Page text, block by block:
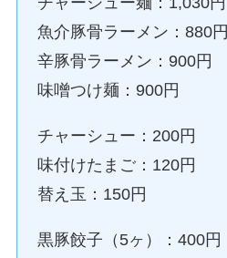
魚介豚骨ラーメン：880円
辛豚骨ラーメン：900円
味噌つけ麺：900円
チャーシュー：200円
味付けたまご：120円
替え玉：150円
黒豚餃子（5ヶ）：400円